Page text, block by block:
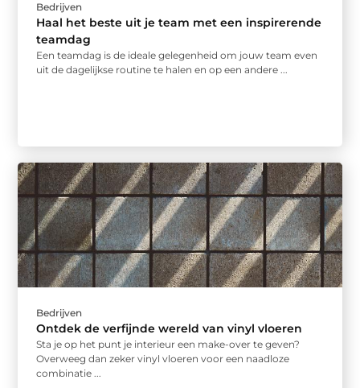
Bedrijven
Haal het beste uit je team met een inspirerende
teamdag
Een teamdag is de ideale gelegenheid om jouw team even
uit de dagelijkse routine te halen en op een andere ...
Bedrijven
Ontdek de verfijnde wereld van vinyl vloeren
Sta je op het punt je interieur een make-over te geven?
Overweeg dan zeker vinyl vloeren voor een naadloze
combinatie ...